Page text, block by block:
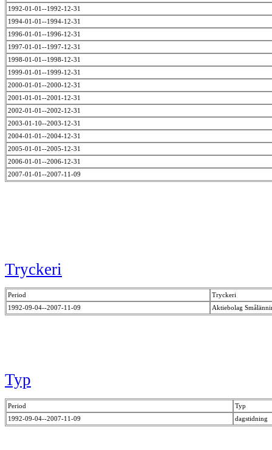
1992-01-01--1992-12-31
1994-01-01--1994-12-31
1996-01-01--1996-12-31
1997-01-01--1997-12-31
1998-01-01--1998-12-31
1999-01-01--1999-12-31
2000-01-01--2000-12-31
2001-01-01--2001-12-31
2002-01-01--2002-12-31
2003-01-10--2003-12-31
2004-01-01--2004-12-31
2005-01-01--2005-12-31
2006-01-01--2006-12-31
2007-01-01--2007-11-09
Tryckeri
Period
Tryckeri
1992-09-04--2007-11-09
Aktiebolag
Typ
Period
Typ
1992-09-04--2007-11-09
dagstidning